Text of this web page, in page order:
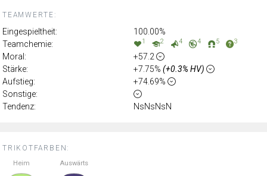
TRIKOTFARBEN:
Heim Auswärts
TEAMWERTE:
Eingespieltheit:
100.00%
Teamchemie:
1 2 4 4 5 3
Moral:
+57.2
Stärke:
+7.75% (+0.3% HV)
Aufstieg:
+74.69%
Sonstige:
Tendenz:
NsNsNsN